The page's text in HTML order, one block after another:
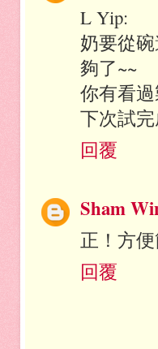
L Yip:
奶要從
夠了~~
你有看
下次試
回覆
Sham
正！方
回覆